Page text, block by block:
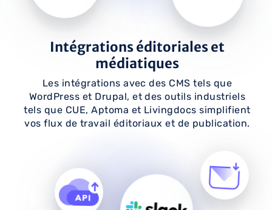
Intégrations éditoriales et
médiatiques
Les intégrations avec des CMS tels que
WordPress et Drupal, et des outils industriels
tels que CUE, Aptoma et Livingdocs simplifient
vos flux de travail éditoriaux et de publication.